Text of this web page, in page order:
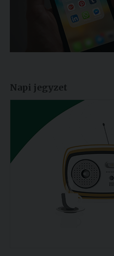
Napi jegyzet